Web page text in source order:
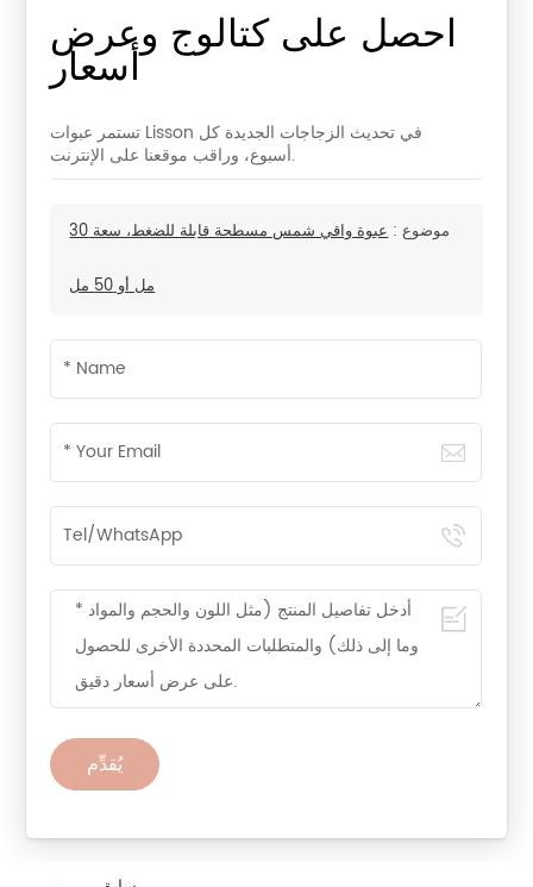
احصل على كتالوج وعرض
أسعار
تستمر عبوات Lisson في تحديث الزجاجات الجديدة كل
أسبوع، وراقب موقعنا على الإنترنت.
موضوع : عبوة واقي شمس مسطحة قابلة للضغط، سعة 30
مل أو 50 مل
يُقدِّم